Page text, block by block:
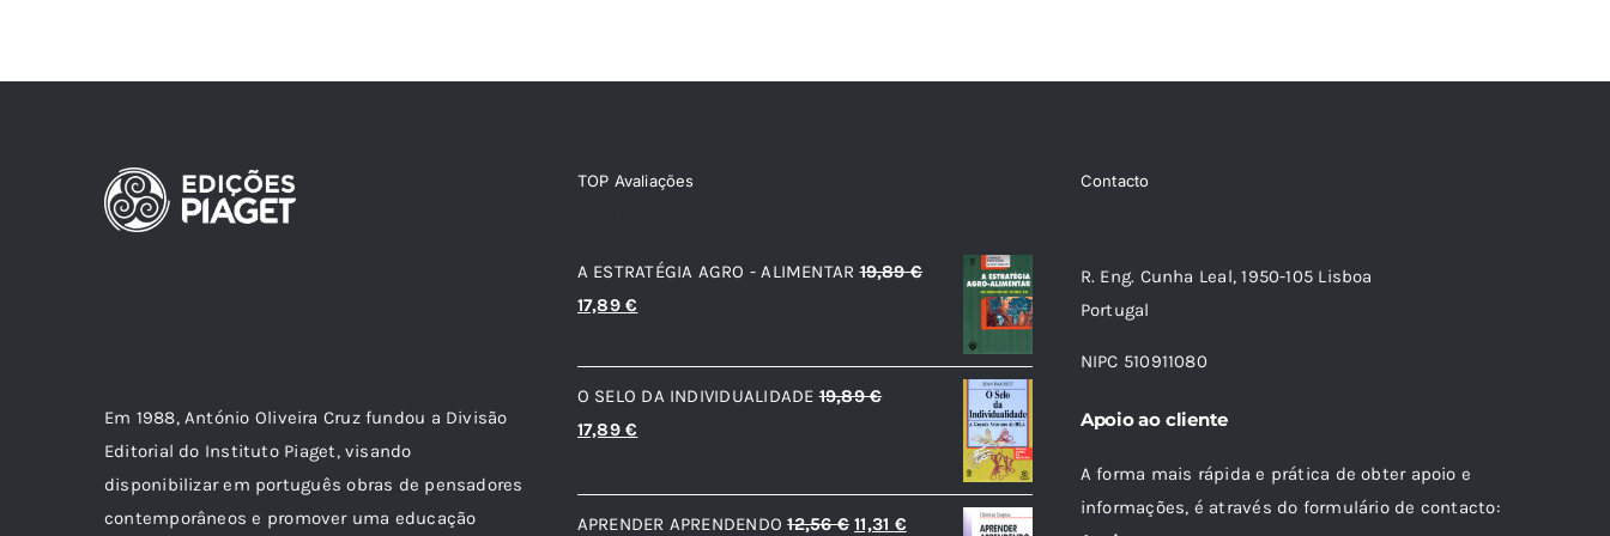
Em 1988, António Oliveira Cruz fundou a Divisão
Editorial do Instituto Piaget, visando
disponibilizar em português obras de pensadores
contemporâneos e promover uma educação
TOP Avaliações
A ESTRATÉGIA AGRO - ALIMENTAR 19,89€
O
original
era:
19,89 €.
17,89€
atual
é:
17,89 €.
O SELO DA INDIVIDUALIDADE 19,89€
O
original
era:
17,89€
atual
é:
APRENDER APRENDENDO 12,56€ O
11,31 €O
Contacto
R. Eng. Cunha Leal, 1950-105 Lisboa
Portugal
NIPC 510911080
Apoio ao cliente
A forma mais rápida e prática de obter apoio e
informações, é através do formulário de contacto: